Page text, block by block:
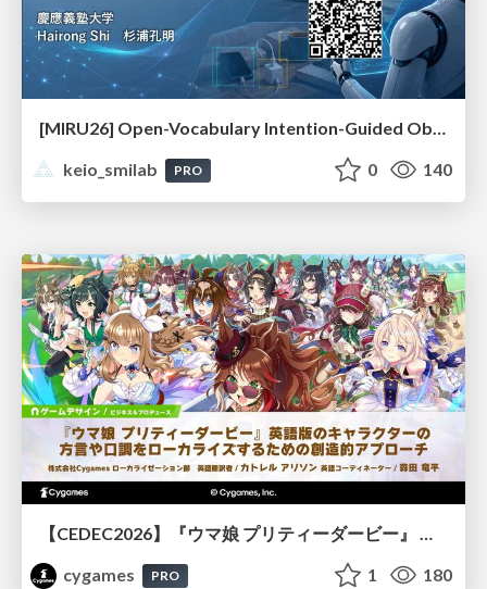
[MIRU26] Open-Vocabulary Intention-Guided Object Detection in Diverse Scenes
keio_smilab
PRO 0 140
cygames
PRO 1 180